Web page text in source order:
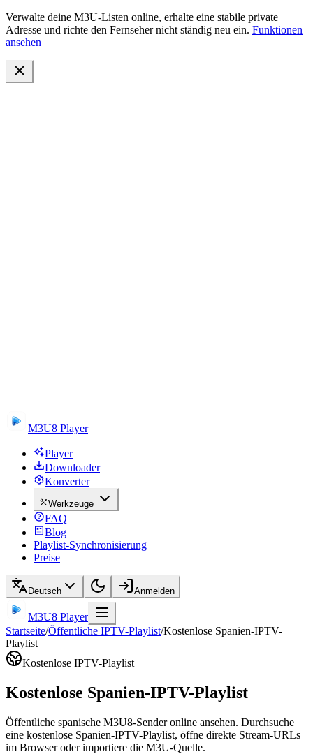
Verwalte deine M3U-Listen online, erhalte eine stabile private
Adresse und richte den Fernseher nicht ständig neu ein. Funktionen
ansehen
M3U8 Player
Player
Downloader
Konverter
Werkzeuge
FAQ
Blog
Playlist-Synchronisierung
Preise
Deutsch Anmelden
M3U8 Player
Startseite/Öffentliche IPTV-Playlist/Kostenlose Spanien-IPTV-
Playlist
Kostenlose IPTV-Playlist
Kostenlose Spanien-IPTV-Playlist
Öffentliche spanische M3U8-Sender online ansehen. Durchsuche
eine kostenlose Spanien-IPTV-Playlist, öffne direkte Stream-URLs
im Browser oder importiere die M3U-Quelle.